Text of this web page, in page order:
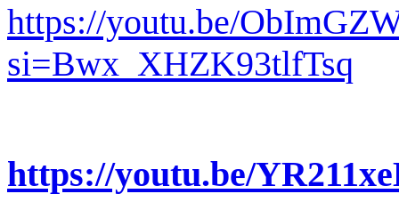
https://youtu.be/
si=Bwx_XHZK93tlfTsq
https://youtu.be/